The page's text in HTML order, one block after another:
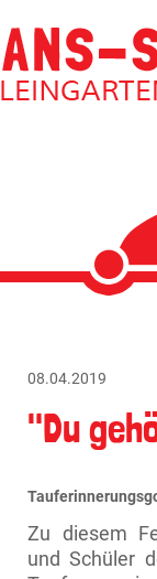
08.04.2019
"Du
Zu diesem
und Schüler